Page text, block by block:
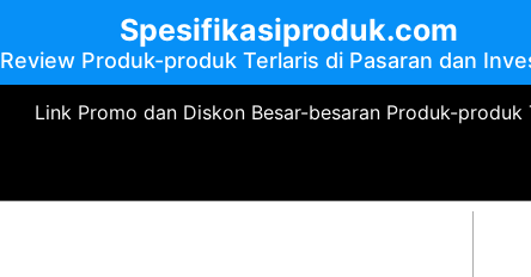
Spesifikasiproduk.com
Review Produk-produk Terlaris di Pasaran dan
Link Promo dan Diskon Besar-besaran Produk-